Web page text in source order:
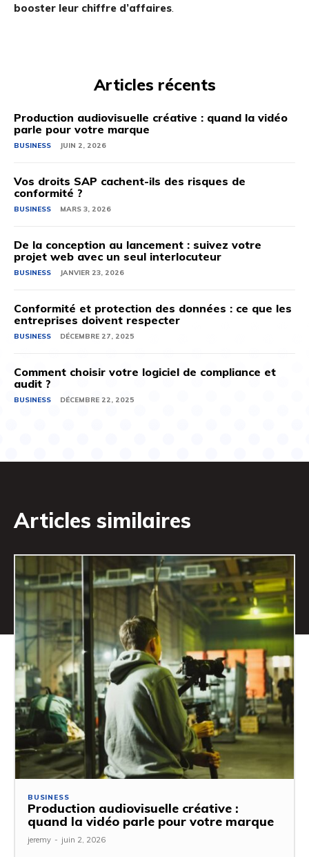
booster leur chiffre d’affaires
Articles récents
Production audiovisuelle créative : quand la vidéo
parle pour votre marque
BUSINESS JUIN 2, 2026
Vos droits SAP cachent-ils des risques de
conformité ?
BUSINESS MARS 3, 2026
De la conception au lancement : suivez votre
projet web avec un seul interlocuteur
BUSINESS JANVIER 23, 2026
Conformité et protection des données : ce que les
entreprises doivent respecter
BUSINESS DÉCEMBRE 27, 2025
Comment choisir votre logiciel de compliance et
audit ?
BUSINESS DÉCEMBRE 22, 2025
Articles similaires
BUSINESS
Production audiovisuelle créative :
quand la vidéo parle pour votre marque
jeremy - juin 2, 2026